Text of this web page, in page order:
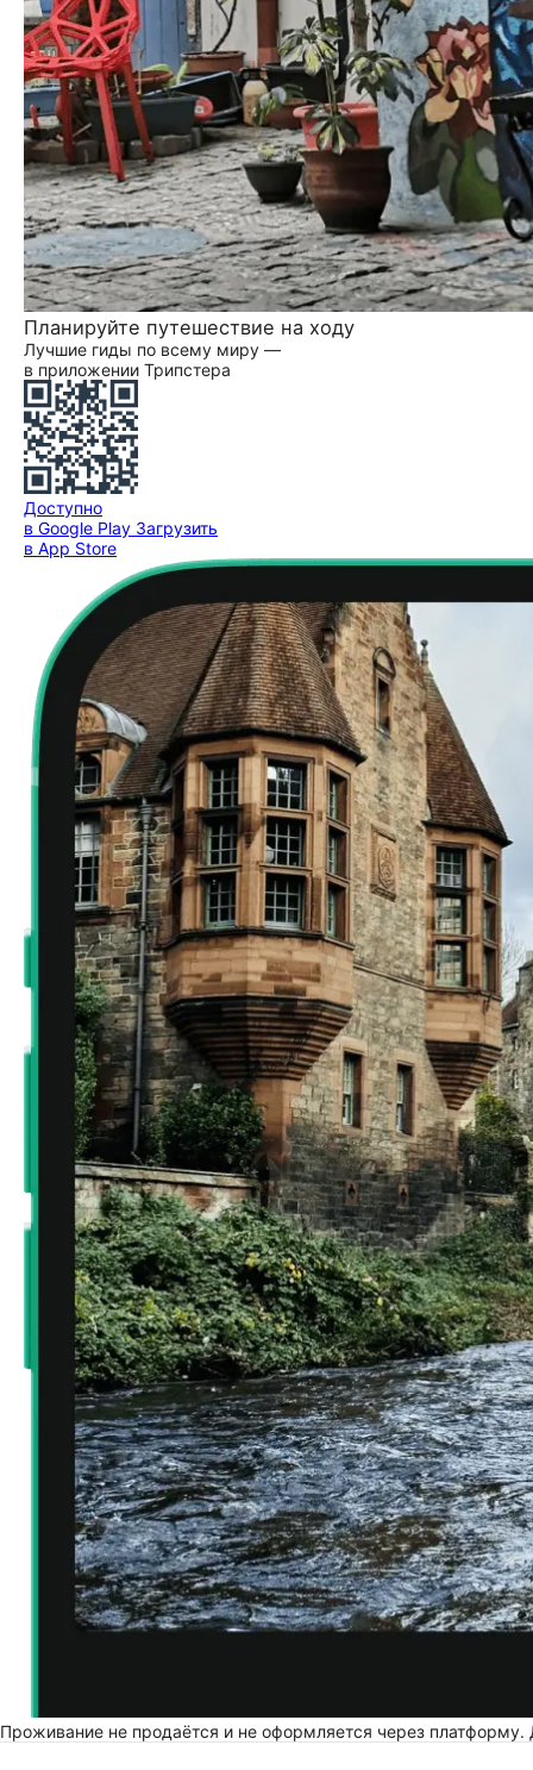
Планируйте путешествие на ходу
Лучшие гиды по всему миру —
в приложении Трипстера
Доступно
в Google Play Загрузить
в App Store
Проживание не продаётся и не оформляется через